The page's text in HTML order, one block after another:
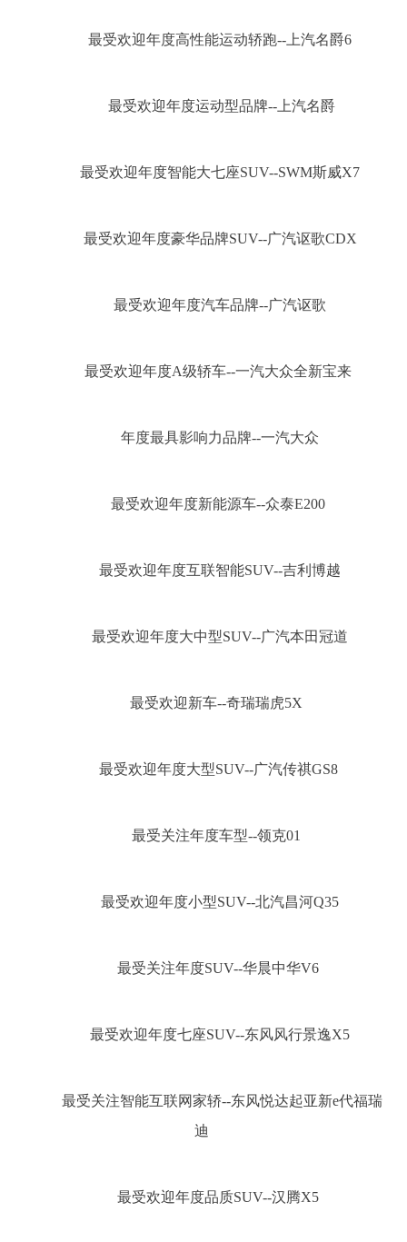
最受欢迎年度高性能运动轿跑--上汽名爵6
最受欢迎年度运动型品牌--上汽名爵
最受欢迎年度智能大七座SUV--SWM斯威X7
最受欢迎年度豪华品牌SUV--广汽讴歌CDX
最受欢迎年度汽车品牌--广汽讴歌
最受欢迎年度A级轿车--一汽大众全新宝来
年度最具影响力品牌--一汽大众
最受欢迎年度新能源车--众泰E200
最受欢迎年度互联智能SUV--吉利博越
最受欢迎年度大中型SUV--广汽本田冠道
最受欢迎新车--奇瑞瑞虎5X
最受欢迎年度大型SUV--广汽传祺GS8
最受关注年度车型--领克01
最受欢迎年度小型SUV--北汽昌河Q35
最受关注年度SUV--华晨中华V6
最受欢迎年度七座SUV--东风风行景逸X5
最受关注智能互联网家轿--东风悦达起亚新e代福瑞
迪
最受欢迎年度品质SUV--汉腾X5